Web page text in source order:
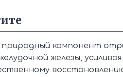
компонент
железы,